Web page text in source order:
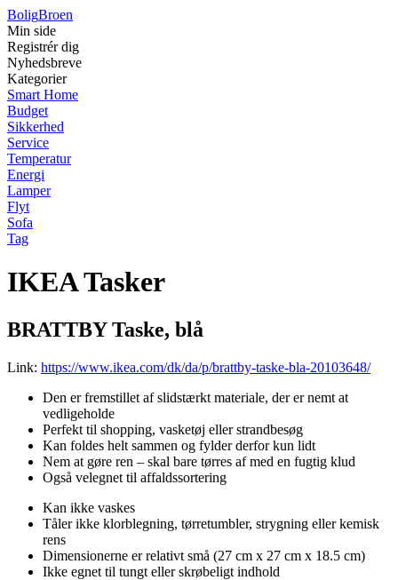
BoligBroen
Min side
Registrér dig
Nyhedsbreve
Kategorier
Smart Home
Budget
Sikkerhed
Service
Temperatur
Energi
Lamper
Flyt
Sofa
Tag
IKEA Tasker
BRATTBY Taske, blå
Link: https://www.ikea.com/dk/da/p/brattby-taske-bla-20103648/
Den er fremstillet af slidstærkt materiale, der er nemt at
vedligeholde
Perfekt til shopping, vasketøj eller strandbesøg
Kan foldes helt sammen og fylder derfor kun lidt
Nem at gøre ren – skal bare tørres af med en fugtig klud
Også velegnet til affaldssortering
Kan ikke vaskes
Tåler ikke klorblegning, tørretumbler, strygning eller kemisk
rens
Dimensionerne er relativt små (27 cm x 27 cm x 18.5 cm)
Ikke egnet til tungt eller skrøbeligt indhold